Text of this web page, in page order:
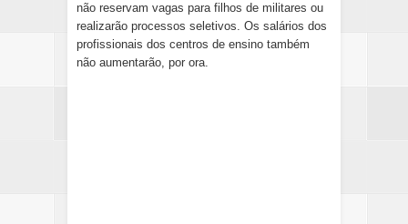
não reservam vagas para filhos de militares ou
realizarão processos seletivos. Os salários dos
profissionais dos centros de ensino também
não aumentarão, por ora.